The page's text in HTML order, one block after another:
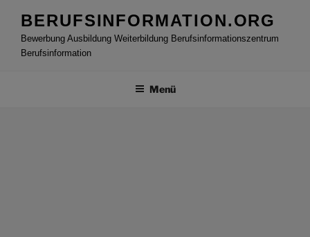
Inhalt
springen
BERUFSINFORMATION.ORG
Bewerbung Ausbildung Weiterbildung Berufsinformationszentrum
Berufsinformation
Menü